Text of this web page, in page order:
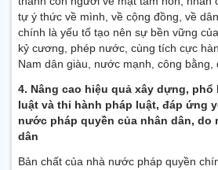
tự ý thức về mình, về cộng đồng, về
chính là yếu tố tạo nên sự bền vững
kỷ cương, phép nước, cùng tích cực
Nam dân giàu, nước mạnh, công bằng,
4. Nâng cao hiệu quả xây dựng, phổ
luật và thi hành pháp luật, đáp ứng
nước pháp quyền của nhân dân, do
dân
Bản chất của nhà nước pháp quyền